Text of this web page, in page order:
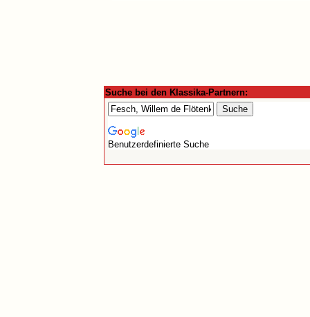
Suche bei den Klassika-Partnern:
Benutzerdefinierte Suche